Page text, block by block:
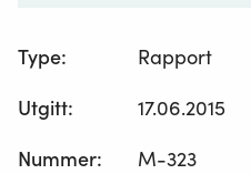
Type:
Rapport
Utgitt:
17.06.2015
Nummer:
M-323